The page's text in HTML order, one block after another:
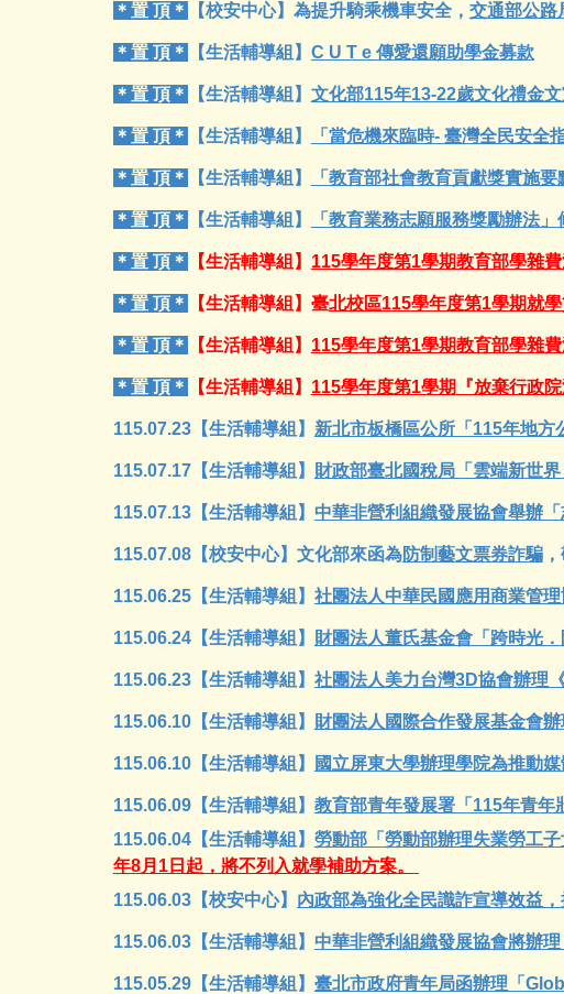
＊置 頂＊ 【校安中心】為提升騎乘機車安全， 交通部公路
＊置 頂＊ 【生活輔導組】 C U T e 傳愛還願助學金募款
＊置 頂＊ 【生活輔導組】 文化部115年13-22歲文化禮金
＊置 頂＊ 【生活輔導組】 「當危機來臨時- 臺灣全民安全
＊置 頂＊ 【生活輔導組】 「教育部社會教育貢獻獎實施
＊置 頂＊ 【生活輔導組】 「教育業務志願服務獎勵辦法」
＊置 頂＊ 【生活輔導組】 115學年度第1學期教育部學雜
＊置 頂＊ 【生活輔導組】 臺北校區115學年度第1學期就
＊置 頂＊ 【生活輔導組】 115學年度第1學期教育部學雜
＊置 頂＊ 【生活輔導組】 115學年度第1學期 『放棄行政
115.07.23【生活輔導組 】 新北市板橋區公所「115年地方
115.07.17【生活輔導組 】 財政部臺北國稅局「雲端新世
115.07.13【生活輔導組 】 中華非營利組織發展協會舉辦
115.07.08【校安中心】 文化部來函為防制藝文票券詐騙，
115.06.25【生活輔導組 】 社團法人中華民國應用商業管
115.06.24【生活輔導組 】 財團法人董氏基金會「跨時光
115.06.23【生活輔導組 】 社團法人美力台灣3D協會辦理
115.06.10【生活輔導組 】 財團法人國際合作發展基金會
115.06.10【生活輔導組 】 國立屏東大學辦理學院為推動
115.06.09【生活輔導組 】 教育部青年發展署「115年青年
115.06.04【生活輔導組】 勞動部「勞動部辦理失業勞工
年8月1日起，將不列入就學補助方案。
115.06.03【校安中心】 內政部為強化全民識詐宣導效益
115.06.03【生活輔導組 】 中華非營利組織發展協會將辦
115.05.29【生活輔導組 】 臺北市政府青年局函辦理「